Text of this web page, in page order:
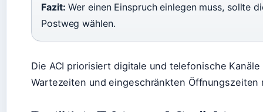
Fazit: Wer einen Einspruch einlegen muss, sollte
Postweg wählen.
Die ACI priorisiert digitale und telefonische
Wartezeiten und eingeschränkten Öffnungszeiten